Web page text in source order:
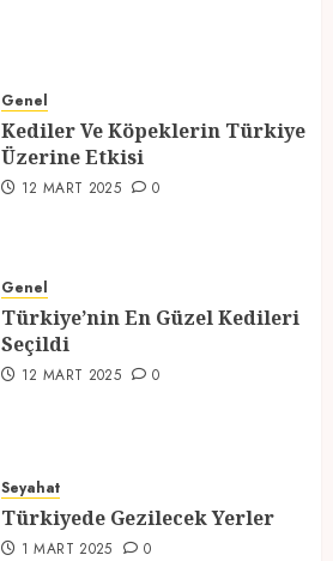
Üzerine Etkisi
12 MART 2025 0
Seçildi
12 MART 2025 0
1 MART 2025
Genel
Kediler Ve Köpeklerin Türkiye
Üzerine Etkisi
12 MART 2025 0
Genel
Türkiye’nin En Güzel Kedileri
Seçildi
12 MART 2025 0
Seyahat
Türkiyede Gezilecek Yerler
1 MART 2025 0